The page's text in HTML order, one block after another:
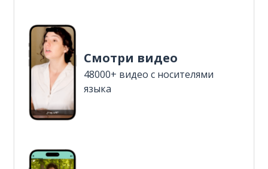
Смотри видео
48000+ видео с носителями
языка